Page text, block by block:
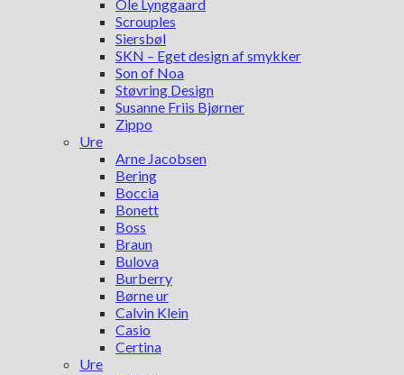
Ole Lynggaard
Scrouples
Siersbøl
SKN – Eget design af smykker
Son of Noa
Støvring Design
Susanne Friis Bjørner
Zippo
Ure
Arne Jacobsen
Bering
Boccia
Bonett
Boss
Braun
Bulova
Burberry
Børne ur
Calvin Klein
Casio
Certina
Ure